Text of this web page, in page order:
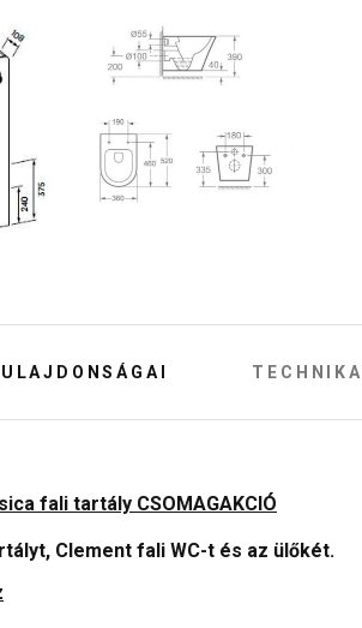
fali tartály CSOMAGAKCIÓ
Clement fali WC-t és az ülőkét.